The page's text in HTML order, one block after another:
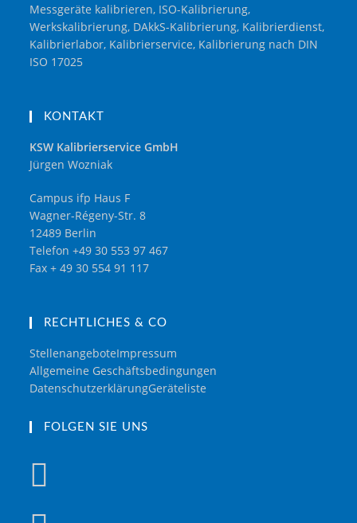
Messgeräte kalibrieren, ISO-Kalibrierung,
Werkskalibrierung, DAkkS-Kalibrierung, Kalibrierdienst,
Kalibrierlabor, Kalibrierservice, Kalibrierung nach DIN
ISO 17025
KONTAKT
KSW Kalibrierservice GmbH
Jürgen Wozniak
Campus ifp Haus F
Wagner-Régeny-Str. 8
12489 Berlin
Telefon +49 30 553 97 467
Fax + 49 30 554 91 117
RECHTLICHES & CO
StellenangeboteImpressum
Allgemeine Geschäftsbedingungen
DatenschutzerklärungGeräteliste
FOLGEN SIE UNS